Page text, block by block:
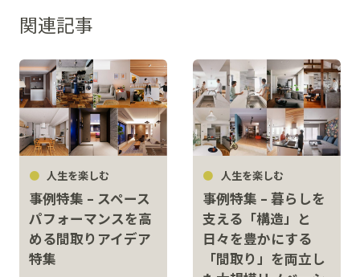
関連記事
人生を楽しむ
事例特集 – スペース
パフォーマンスを高
める間取りアイデア
特集
人生を楽しむ
事例特集 – 暮らしを
支える「構造」と
日々を豊かにする
「間取り」を両立し